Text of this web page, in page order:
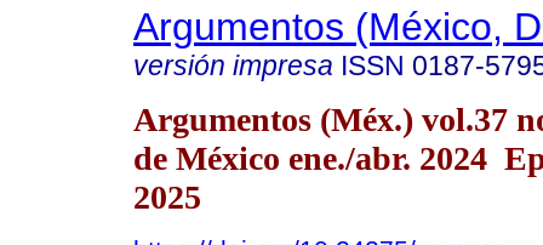
Argumentos (México,
versión impresa ISSN 0187-
Argumentos (Méx.) vol.37
de México ene./abr. 2024
2025